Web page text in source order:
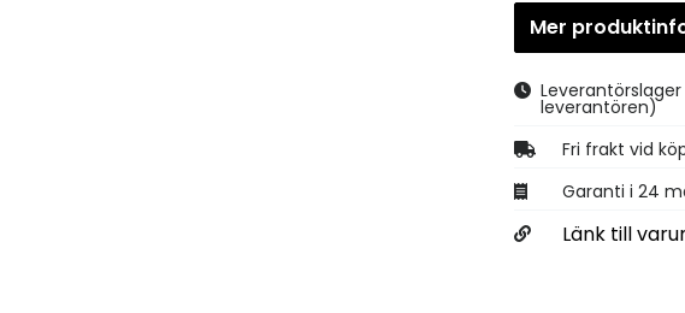
Mer
Leverantörslager
leverantören)
Fri frakt vid
Garanti i 24
Länk till